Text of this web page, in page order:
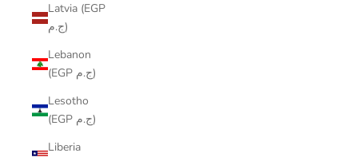
Latvia (EGP
ج.م)
Lebanon
(EGP ج.م)
Lesotho
(EGP ج.م)
Liberia